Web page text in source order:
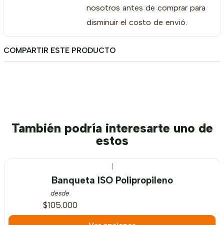
nosotros antes de comprar para
disminuir el costo de envió.
COMPARTIR ESTE PRODUCTO
También podría interesarte uno de
estos
Banqueta ISO Polipropileno
desde
$105.000